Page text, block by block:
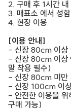
2. 구매 후 1시간
3. 매표소 에서 성
4. 현장 이용.
[이용 안내]
- 신장 80cm 이상
- 신장 80cm 이상
말 착용 필수)
- 신장 80cm 미만
- 신장 100cm 이
- 안전한 이용을 위
구매 가능)